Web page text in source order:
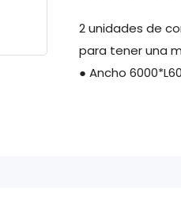
2 unidades de
para tener una
● Ancho